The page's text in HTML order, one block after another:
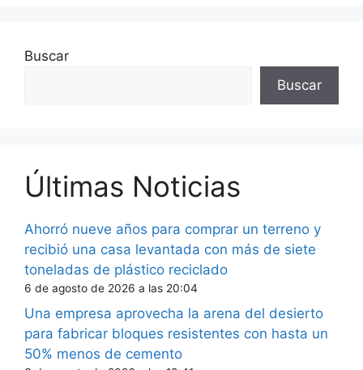
Buscar
Buscar
Últimas Noticias
Ahorró nueve años para comprar un terreno y
recibió una casa levantada con más de siete
toneladas de plástico reciclado
6 de agosto de 2026 a las 20:04
Una empresa aprovecha la arena del desierto
para fabricar bloques resistentes con hasta un
50% menos de cemento